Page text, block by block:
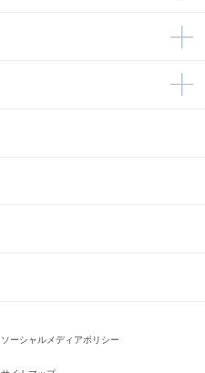
ソーシャルメディアポリシー